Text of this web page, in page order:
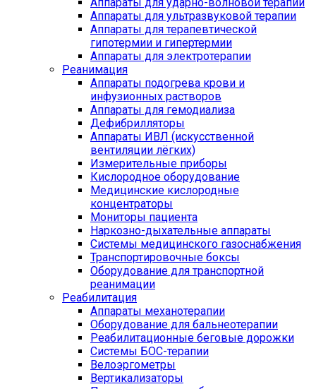
Аппараты для ультразвуковой терапии
Аппараты для терапевтической
гипотермии и гипертермии
Аппараты для электротерапии
Реанимация
Аппараты подогрева крови и
инфузионных растворов
Аппараты для гемодиализа
Дефибрилляторы
Аппараты ИВЛ (искусственной
вентиляции лёгких)
Измерительные приборы
Кислородное оборудование
Медицинские кислородные
концентраторы
Мониторы пациента
Наркозно-дыхательные аппараты
Системы медицинского газоснабжения
Транспортировочные боксы
Оборудование для транспортной
реанимации
Реабилитация
Аппараты механотерапии
Оборудование для бальнеотерапии
Реабилитационные беговые дорожки
Системы БОС-терапии
Велоэргометры
Вертикализаторы